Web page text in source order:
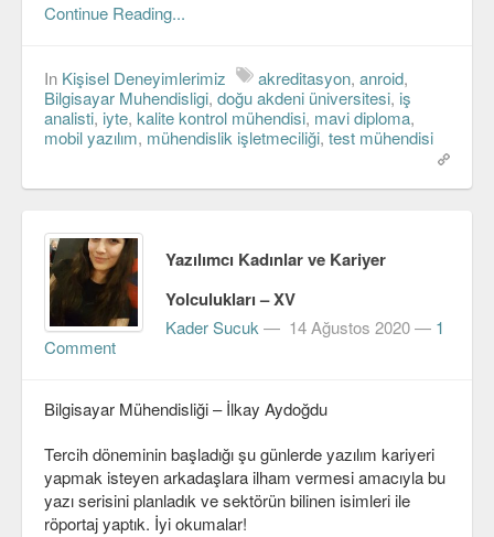
Continue Reading...
In Kişisel Deneyimlerimiz akreditasyon, anroid,
Bilgisayar Muhendisligi, doğu akdeni üniversitesi, iş
analisti, iyte, kalite kontrol mühendisi, mavi diploma,
mobil yazılım, mühendislik işletmeciliği, test mühendisi
Yazılımcı Kadınlar ve Kariyer
Yolculukları – XV
Kader Sucuk — 14 Ağustos 2020— 1
Comment
Bilgisayar Mühendisliği – İlkay Aydoğdu
Tercih döneminin başladığı şu günlerde yazılım kariyeri
yapmak isteyen arkadaşlara ilham vermesi amacıyla bu
yazı serisini planladık ve sektörün bilinen isimleri ile
röportaj yaptık. İyi okumalar!